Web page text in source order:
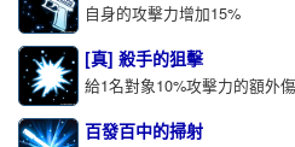
自身的攻擊力增加15%
[真] 殺手的狙擊
給1名對象10%攻擊力的額外
百發百中的掃射